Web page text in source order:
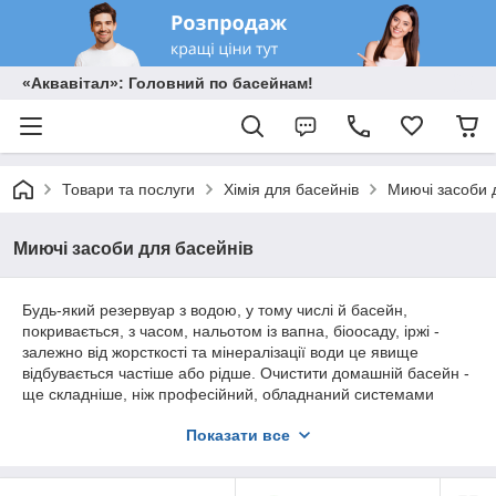
«Аквавітал»: Головний по басейнам!
Товари та послуги Хімія для басейнів Миючі засоби
Миючі засоби для басейнів
Будь-який резервуар з водою, у тому числі й басейн,
покривається, з часом, нальотом із вапна, біоосаду, іржі -
залежно від жорсткості та мінералізації води це явище
відбувається частіше або рідше. Очистити домашній басейн -
ще складніше, ніж професійний, обладнаний системами
вибір спеціальних засобів для чищення.
Показати все